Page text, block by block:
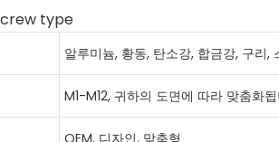
알루미늄, 황동, 탄소강, 합금강, 구리,
M1-M12, 귀하의 도면에 따라 맞춤화